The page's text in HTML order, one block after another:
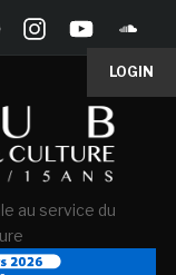
LOGIN
au service du